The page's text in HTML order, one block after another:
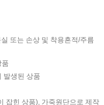
또는 손상 및 착용흔적/주름
품
발생된 상품
잡힌 상품), 가죽원단으로 제작